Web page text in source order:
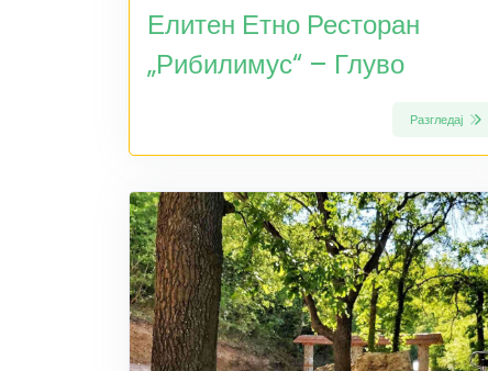
Елитен Етно Ресторан
„Рибилимус“ – Глуво
Разгледај